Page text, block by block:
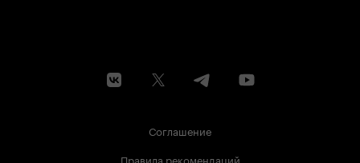
Соглашение
Правила рекомендаций